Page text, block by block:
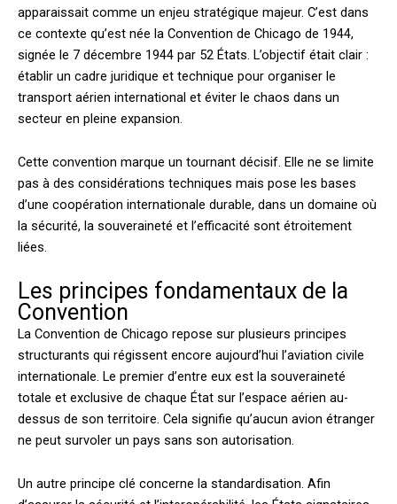
apparaissait comme un enjeu stratégique majeur. C’est dans
ce contexte qu’est née la Convention de Chicago de 1944,
signée le 7 décembre 1944 par 52 États. L’objectif était clair :
établir un cadre juridique et technique pour organiser le
transport aérien international et éviter le chaos dans un
secteur en pleine expansion.
Cette convention marque un tournant décisif. Elle ne se limite
pas à des considérations techniques mais pose les bases
d’une coopération internationale durable, dans un domaine où
la sécurité, la souveraineté et l’efficacité sont étroitement
liées.
Les principes fondamentaux de la
Convention
La Convention de Chicago repose sur plusieurs principes
structurants qui régissent encore aujourd’hui l’aviation civile
internationale. Le premier d’entre eux est la souveraineté
totale et exclusive de chaque État sur l’espace aérien au-
dessus de son territoire. Cela signifie qu’aucun avion étranger
ne peut survoler un pays sans son autorisation.
Un autre principe clé concerne la standardisation. Afin